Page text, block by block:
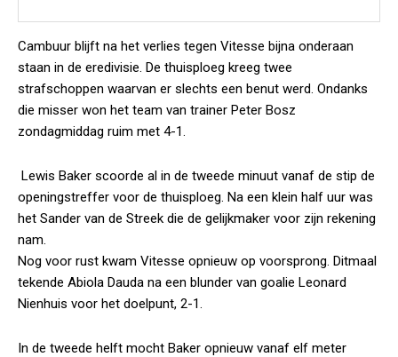
Cambuur blijft na het verlies tegen Vitesse bijna onderaan
staan in de eredivisie. De thuisploeg kreeg twee
strafschoppen waarvan er slechts een benut werd. Ondanks
die misser won het team van trainer Peter Bosz
zondagmiddag ruim met 4-1.
Lewis Baker scoorde al in de tweede minuut vanaf de stip de
openingstreffer voor de thuisploeg. Na een klein half uur was
het Sander van de Streek die de gelijkmaker voor zijn rekening
nam.
Nog voor rust kwam Vitesse opnieuw op voorsprong. Ditmaal
tekende Abiola Dauda na een blunder van goalie Leonard
Nienhuis voor het doelpunt, 2-1.
In de tweede helft mocht Baker opnieuw vanaf elf meter